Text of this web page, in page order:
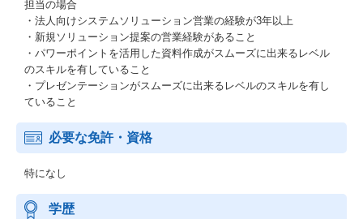
担当の場合
・法人向けシステムソリューション営業の経験が3年以上
・新規ソリューション提案の営業経験があること
・パワーポイントを活用した資料作成がスムーズに出来るレベル
のスキルを有していること
・プレゼンテーションがスムーズに出来るレベルのスキルを有し
ていること
必要な免許・資格
特になし
学歴